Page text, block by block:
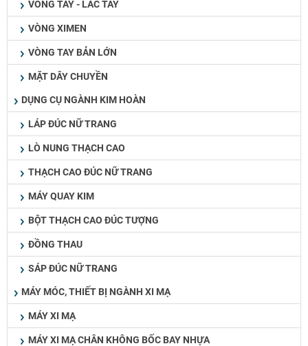
VÒNG TAY - LẮC TAY
VÒNG XIMEN
VÒNG TAY BẢN LỚN
MẶT DÂY CHUYỀN
DỤNG CỤ NGÀNH KIM HOÀN
LÁP ĐÚC NỮ TRANG
LÒ NUNG THẠCH CAO
THẠCH CAO ĐÚC NỮ TRANG
MÁY QUAY KIM
BỘT THẠCH CAO ĐÚC TƯỢNG
ĐỒNG THAU
SÁP ĐÚC NỮ TRANG
MÁY MÓC, THIẾT BỊ NGÀNH XI MẠ
MÁY XI MẠ
MÁY XI MẠ CHÂN KHÔNG BỐC BAY NHỰA